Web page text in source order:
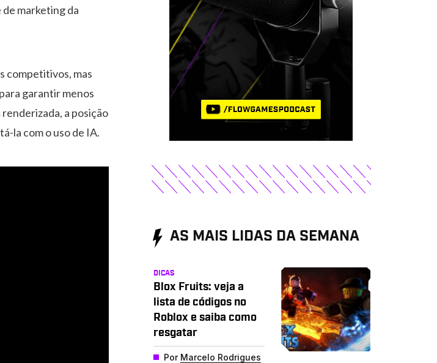
marketing da
competitivos, mas
garantir menos
a posição
la com o uso de IA.
AS MAIS LIDAS DA SEMANA
DICAS
Blox Fruits: veja a
lista de códigos no
Roblox e saiba como
resgatar
Por Marcelo Rodrigues